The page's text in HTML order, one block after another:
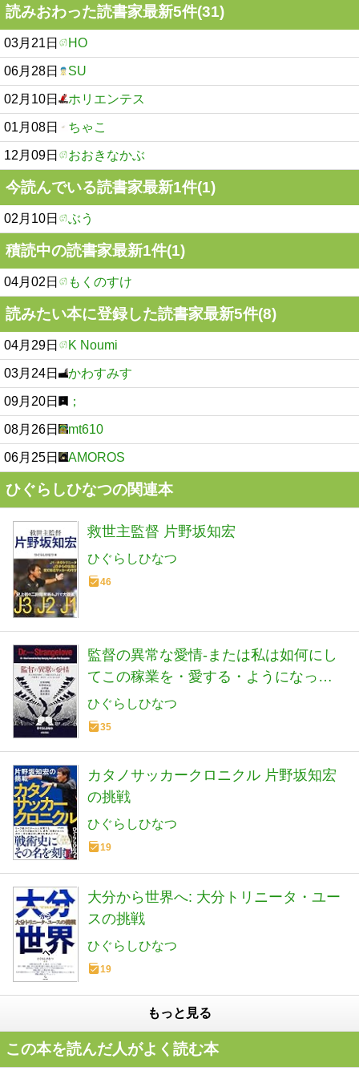
読みおわった読書家最新5件(31)
03月21日 HO
06月28日 SU
02月10日 ホリエンテス
01月08日 ちゃこ
12月09日 おおきなかぶ
今読んでいる読書家最新1件(1)
02月10日 ぶう
積読中の読書家最新1件(1)
04月02日 もくのすけ
読みたい本に登録した読書家最新5件(8)
04月29日 K Noumi
03月24日 かわすみす
09月20日 ；
08月26日 mt610
06月25日 AMOROS
ひぐらしひなつの関連本
救世主監督 片野坂知宏
ひぐらしひなつ
46
監督の異常な愛情-または私は如何にし
てこの稼業を・愛する・ようになった
か
ひぐらしひなつ
35
カタノサッカークロニクル 片野坂知宏
の挑戦
ひぐらしひなつ
19
大分から世界へ: 大分トリニータ・ユー
スの挑戦
ひぐらしひなつ
19
もっと見る
この本を読んだ人がよく読む本